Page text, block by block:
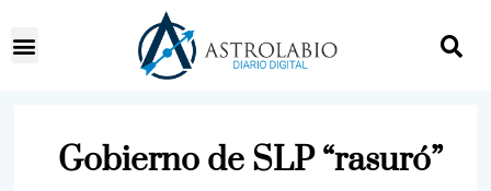
Gobierno de SLP “rasuró”